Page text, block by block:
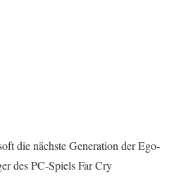
die nächste Generation der Ego-
des PC-Spiels Far Cry